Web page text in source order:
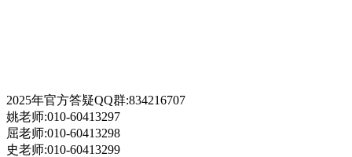
2025年官方答疑QQ群:834216707
姚老师:010-60413297
屈老师:010-60413298
史老师:010-60413299